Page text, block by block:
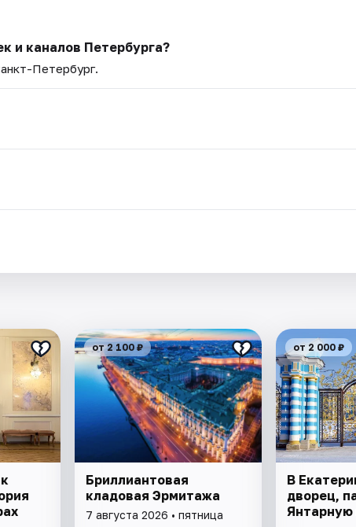
и каналов Петербурга?
Петербург.
от 2 100 ₽
Бриллиантовая
кладовая Эрмитажа
7 августа 2026 • пятница
от 2 000 ₽
В
дворец,
Янтарную